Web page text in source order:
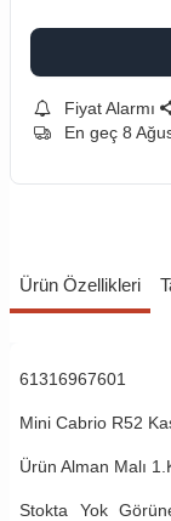
Fiyat Alarmı
En geç 8
Ürün Özellikleri
61316967601
Mini Cabrio R52
Ürün Alman Malı
Stokta Yok